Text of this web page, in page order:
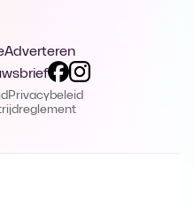
Adverteren
Privacybeleid